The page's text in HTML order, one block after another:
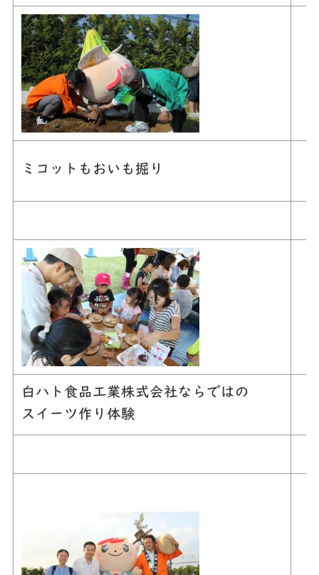
ミコットもおいも掘り
白ハト食品工業株式会社ならではの
スイーツ作り体験